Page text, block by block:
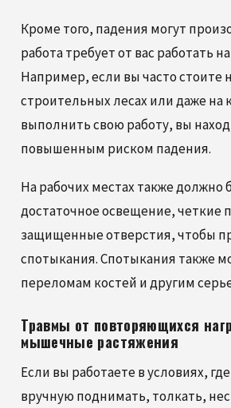
Кроме того, падения могут
работа требует от вас работать
Например, если вы часто стоите
строительных лесах или даже на
выполнить свою работу, вы
повышенным риском падения.
На рабочих местах также должно
достаточное освещение, четкие
защищенные отверстия, чтобы
спотыкания. Спотыкания также
переломам костей и другим
Травмы от повторяющихся
мышечные растяжения
Если вы работаете в условиях,
вручную поднимать, толкать,